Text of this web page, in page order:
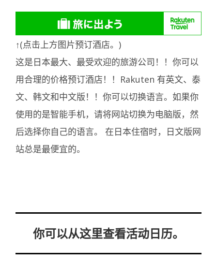
↑(点击上方图片预订酒店。)
这是日本最大、最受欢迎的旅游公司！！你可以
用合理的价格预订酒店！！Rakuten 有英文、泰
文、韩文和中文版！！你可以切换语言。如果你
使用的是智能手机，请将网站切换为电脑版，然
后选择你自己的语言。在日本住宿时，日文版网
站总是最便宜的。
你可以从这里查看活动日历。